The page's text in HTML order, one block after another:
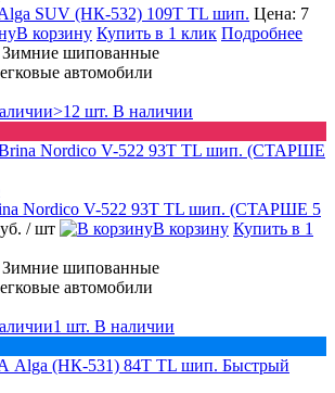
SUV (НК-532) 109T TL шип. Цена: 7
В корзину Купить в 1 клик Подробнее
Зимние шипованные
автомобили
>12 шт. В наличии
Nordico V-522 93T TL шип. (СТАРШЕ 5
/ шт В корзину Купить в 1
Зимние шипованные
автомобили
1 шт. В наличии
Быстрый